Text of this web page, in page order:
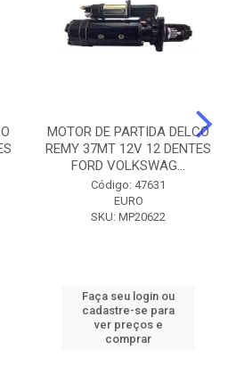
MOTOR DE PARTIDA DELCO
REMY 37MT 12V 12 DENTES
FORD VOLKSWAG...
Código: 47631
EURO
SKU: MP20622
Faça seu login ou
cadastre-se para
ver preços e
comprar